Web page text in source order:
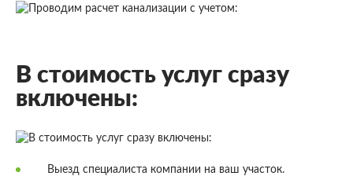
В стоимость услуг сразу
включены:
Выезд специалиста компании на ваш участок.